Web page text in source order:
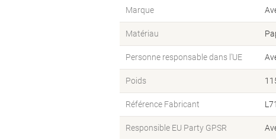
Marque
Matériau
Personne responsable dans l’UE
Poids
Référence Fabricant
Responsible EU Party GPSR